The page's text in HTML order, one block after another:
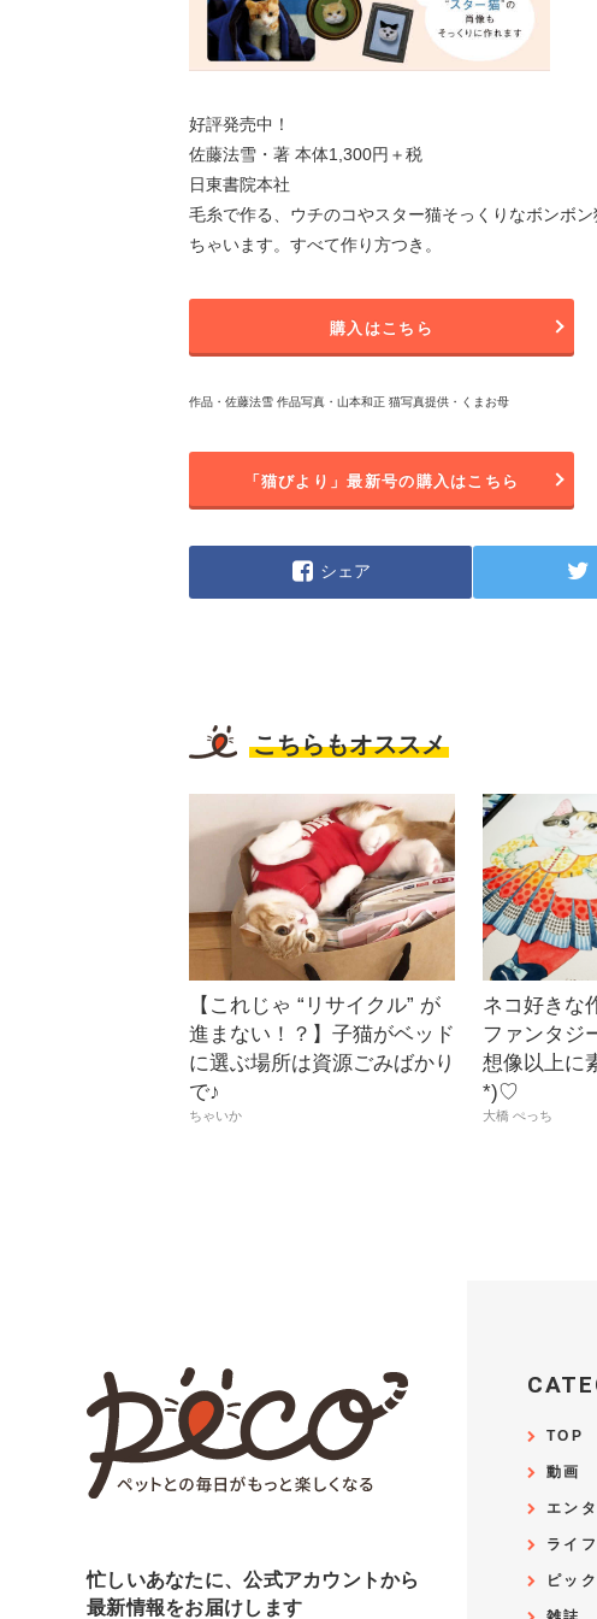
好評発売中！
佐藤法雪・著 本体1,300円＋税
日東書院本社
毛糸で作る、ウチのコやスター猫そっくりなボンボ
ちゃいます。すべて作り方つき。
購入はこちら
作品・佐藤法雪 作品写真・山本和正 猫写真提供・くまお母
「猫びより」最新号の購入はこちら
シェア
こちらもオススメ
【これじゃ “リサイクル” が
進まない！？】子猫がベッド
に選ぶ場所は資源ごみばかり
で♪
ちゃいか
ネコ好きな
ファンタジ
想像以上に
*)♡
大橋 ぺっち
忙しいあなたに、公式アカウントから
最新情報をお届けします
TOP
動画
エン
ライ
ピッ